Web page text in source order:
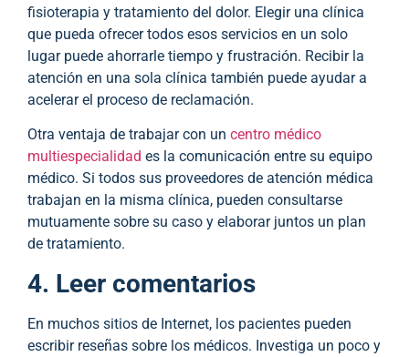
fisioterapia y tratamiento del dolor. Elegir una clínica
que pueda ofrecer todos esos servicios en un solo
lugar puede ahorrarle tiempo y frustración. Recibir la
atención en una sola clínica también puede ayudar a
acelerar el proceso de reclamación.
Otra ventaja de trabajar con un centro médico
multiespecialidad es la comunicación entre su equipo
médico. Si todos sus proveedores de atención médica
trabajan en la misma clínica, pueden consultarse
mutuamente sobre su caso y elaborar juntos un plan
de tratamiento.
4. Leer comentarios
En muchos sitios de Internet, los pacientes pueden
escribir reseñas sobre los médicos. Investiga un poco y